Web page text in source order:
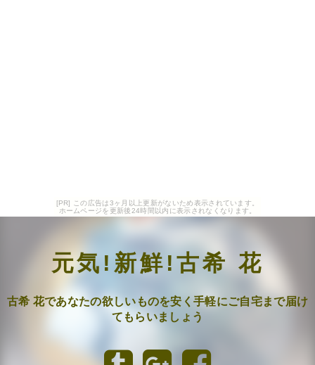
[PR] この広告は3ヶ月以上更新がないため表示されています。
ホームページを更新後24時間以内に表示されなくなります。
元気!新鮮!古希 花
古希 花であなたの欲しいものを安く手軽にご自宅まで届け
てもらいましょう